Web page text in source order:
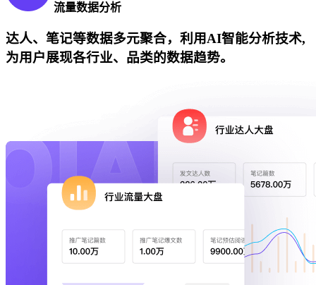
流量数据分析
达人、笔记等数据多元聚合，利用AI智能分析技术,
为用户展现各行业、品类的数据趋势。